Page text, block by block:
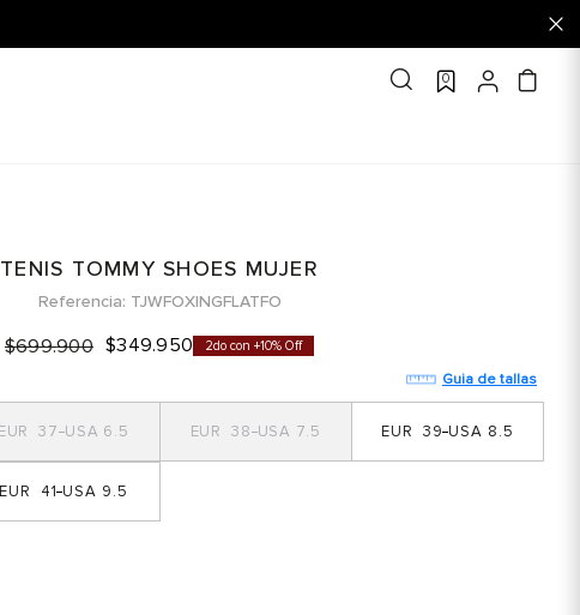
0
TENIS TOMMY SHOES MUJER
Referencia TJWFOXINGFLATFO
$699.900 $349.950 2do con +10% Off
Guia de tallas
6.5
37 7.5
38 8.5
39
9.5
41